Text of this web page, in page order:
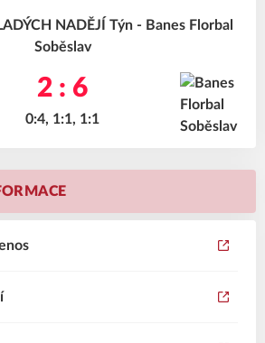
NADĚJÍ Týn - Banes Florbal
Soběslav
2 : 6
0:4, 1:1, 1:1